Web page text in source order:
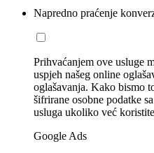
Napredno praćenje
Prihvaćanjem ove usluge
uspjeh našeg online
oglašavanja. Kako bismo
šifrirane osobne podatke
usluga ukoliko već
Google Ads